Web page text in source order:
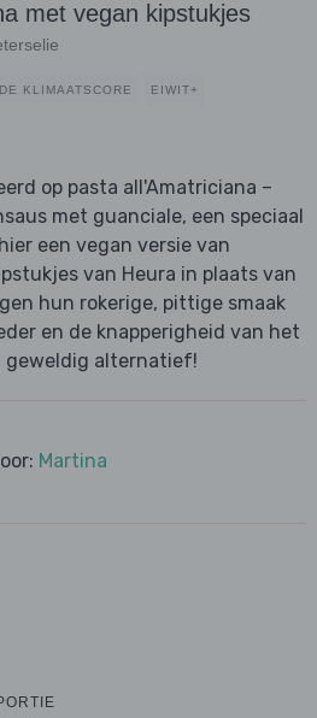
met vegan kipstukjes
KLIMAATSCORE EIWIT+
op pasta all'Amatriciana –
met guanciale, een speciaal
een vegan versie van
van Heura in plaats van
hun rokerige, pittige smaak
en de knapperigheid van het
geweldig alternatief!
Martina